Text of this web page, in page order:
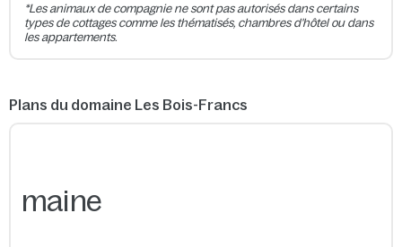
*Les animaux de compagnie ne sont pas autorisés dans certains
types de cottages comme les thématisés, chambres d'hôtel ou dans
les appartements.
Plans du domaine Les Bois-Francs